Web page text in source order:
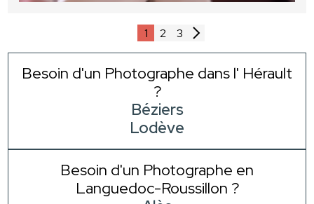
1 2 3
Besoin d'un Photographe dans l' Hérault
?
Béziers
Lodève
Besoin d'un Photographe en
Languedoc-Roussillon ?